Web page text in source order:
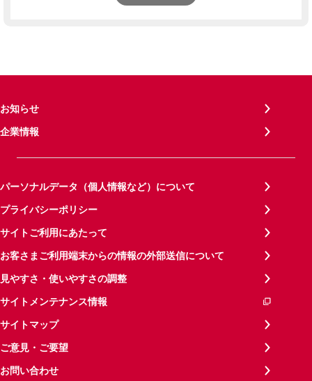
お知らせ
企業情報
パーソナルデータ（個人情報など）について
プライバシーポリシー
サイトご利用にあたって
お客さまご利用端末からの情報の外部送信について
見やすさ・使いやすさの調整
サイトメンテナンス情報
サイトマップ
ご意見・ご要望
お問い合わせ